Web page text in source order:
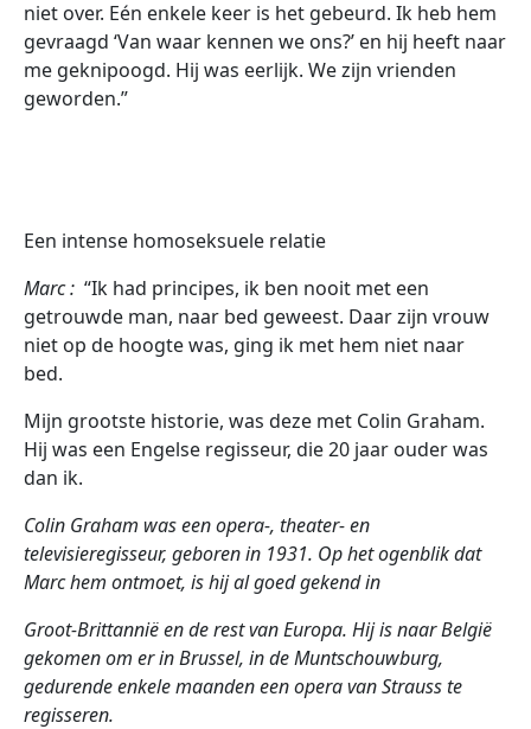
niet over. Eén enkele keer is het gebeurd. Ik heb hem
gevraagd ‘Van waar kennen we ons?’ en hij heeft naar
me geknipoogd. Hij was eerlijk. We zijn vrienden
geworden.”
Een intense homoseksuele relatie
Marc : “Ik had principes, ik ben nooit met een
getrouwde man, naar bed geweest. Daar zijn vrouw
niet op de hoogte was, ging ik met hem niet naar
bed.
Mijn grootste historie, was deze met Colin Graham.
Hij was een Engelse regisseur, die 20 jaar ouder was
dan ik.
Colin Graham was een opera-, theater- en
televisieregisseur, geboren in 1931. Op het ogenblik dat
Marc hem ontmoet, is hij al goed gekend in
Groot-Brittannië en de rest van Europa. Hij is naar België
gekomen om er in Brussel, in de Muntschouwburg,
gedurende enkele maanden een opera van Strauss te
regisseren.